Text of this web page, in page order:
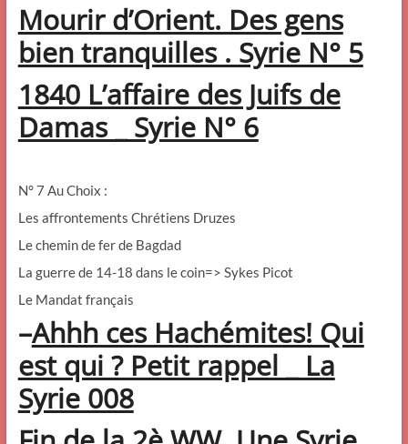
Mourir d’Orient. Des gens
bien tranquilles . Syrie N° 5
1840 L’affaire des Juifs de
Damas _ Syrie N° 6
N° 7 Au Choix :
Les affrontements Chrétiens Druzes
Le chemin de fer de Bagdad
La guerre de 14-18 dans le coin=> Sykes Picot
Le Mandat français
–Ahhh ces Hachémites! Qui
est qui ? Petit rappel _ La
Syrie 008